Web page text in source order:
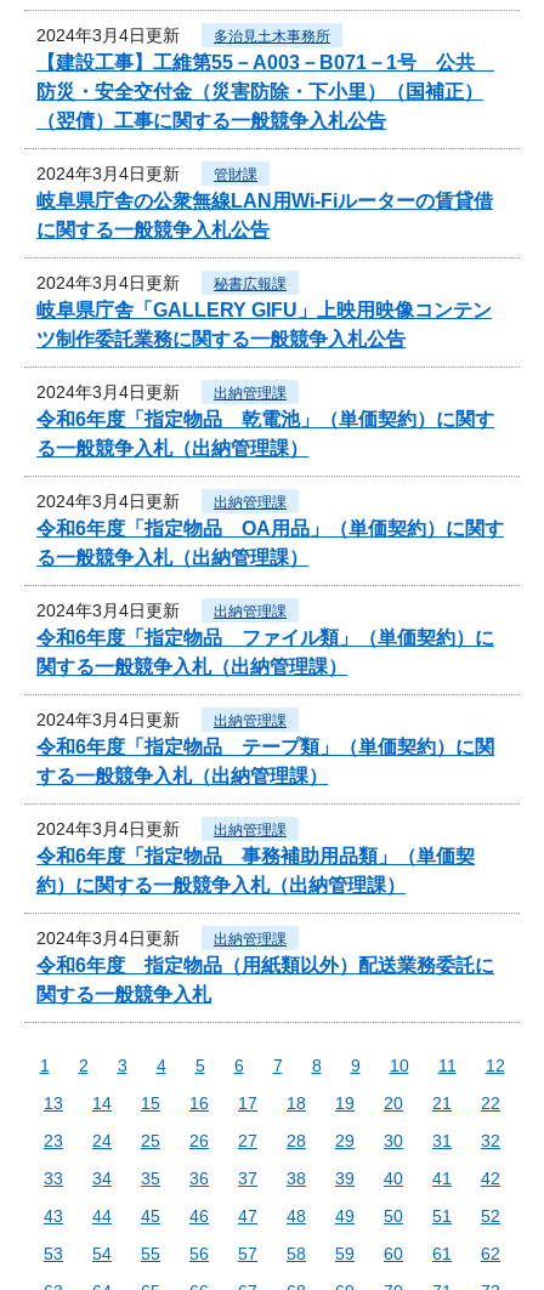
2024年3月4日更新 多治見土木事務所
【建設工事】工維第55－A003－B071－1号 公共
防災・安全交付金（災害防除・下小里）（国補正）
（翌債）工事に関する一般競争入札公告
2024年3月4日更新 管財課
岐阜県庁舎の公衆無線LAN用Wi-Fiルーターの賃貸借
に関する一般競争入札公告
2024年3月4日更新 秘書広報課
岐阜県庁舎「GALLERY GIFU」上映用映像コンテン
ツ制作委託業務に関する一般競争入札公告
2024年3月4日更新 出納管理課
令和6年度「指定物品 乾電池」（単価契約）に関す
る一般競争入札（出納管理課）
2024年3月4日更新 出納管理課
令和6年度「指定物品 OA用品」（単価契約）に関す
る一般競争入札（出納管理課）
2024年3月4日更新 出納管理課
令和6年度「指定物品 ファイル類」（単価契約）に
関する一般競争入札（出納管理課）
2024年3月4日更新 出納管理課
令和6年度「指定物品 テープ類」（単価契約）に関
する一般競争入札（出納管理課）
2024年3月4日更新 出納管理課
令和6年度「指定物品 事務補助用品類」（単価契
約）に関する一般競争入札（出納管理課）
2024年3月4日更新 出納管理課
令和6年度 指定物品（用紙類以外）配送業務委託に
関する一般競争入札
1 2 3 4 5 6 7 8 9 10 11
12
13
14 15 16 17 18 19 20 21
22
23
24 25 26 27 28 29 30 31
32
33
34 35 36 37 38 39 40 41
42
43
44 45 46 47 48 49 50 51
52
53
54 55 56 57 58 59 60 61
62